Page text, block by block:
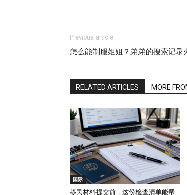
Previous article
怎么能制服姐姐？弟弟的搜索记录
RELATED ARTICLES MORE
国际
移民材料提交前，这份检查清单能帮